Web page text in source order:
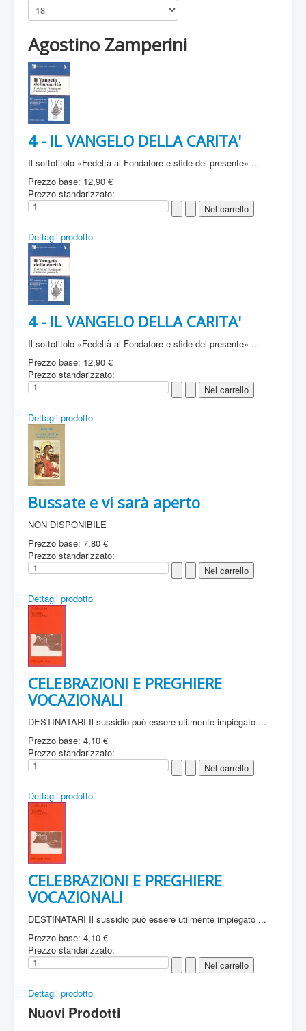
Agostino Zamperini
4 - IL VANGELO DELLA CARITA'
Il sottotitolo «Fedeltà al Fondatore e sfide del presente» ...
Prezzo base: 12,90 €
Prezzo standarizzato:
Dettagli prodotto
4 - IL VANGELO DELLA CARITA'
Il sottotitolo «Fedeltà al Fondatore e sfide del presente» ...
Prezzo base: 12,90 €
Prezzo standarizzato:
Dettagli prodotto
Bussate e vi sarà aperto
NON DISPONIBILE
Prezzo base: 7,80 €
Prezzo standarizzato:
Dettagli prodotto
CELEBRAZIONI E PREGHIERE
VOCAZIONALI
DESTINATARI Il sussidio può essere utilmente impiegato ...
Prezzo base: 4,10 €
Prezzo standarizzato:
Dettagli prodotto
CELEBRAZIONI E PREGHIERE
VOCAZIONALI
DESTINATARI Il sussidio può essere utilmente impiegato ...
Prezzo base: 4,10 €
Prezzo standarizzato:
Dettagli prodotto
Nuovi Prodotti